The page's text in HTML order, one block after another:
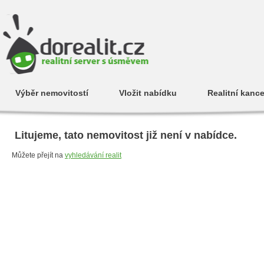
Výběr nemovitostí Vložit nabídku Realitní
Litujeme, tato nemovitost již není v nabídce.
Můžete přejít na vyhledávání realit